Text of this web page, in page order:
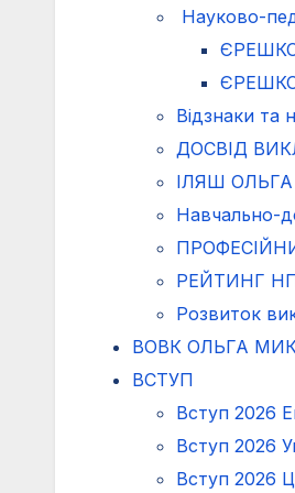
Науково-
Відзнаки та
ДОСВІД
ІЛЯШ ОЛЬГА
Навчально-
РЕЙТИНГ
Розвиток
ВОВК ОЛЬГА
ВСТУП
Вступ 2026
Вступ 2026
Вступ 2026